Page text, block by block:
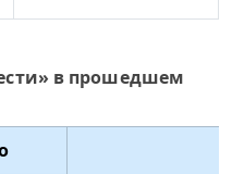
в прошедшем